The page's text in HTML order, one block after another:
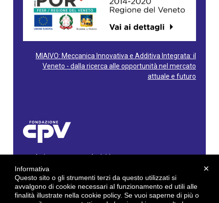
MIAIVO: Meccanica Innovativa e Additiva Integrata: il
Veneto - dalla ricerca alle opportunità nel mercato
attuale e futuro
Via Gioacchino Rossini, 60 - 36100 Vicenza - Italy
Tel. 0444/960500 - Fax 0444/1932220
C.F. e P. IVA: 02429800242
E-mail:info@cpv.org
×
Informativa
Questo sito o gli strumenti terzi da questo utilizzati si
avvalgono di cookie necessari al funzionamento ed utili alle
finalità illustrate nella cookie policy. Se vuoi saperne di più o